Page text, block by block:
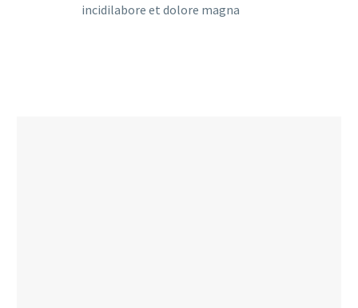
incidilabore et dolore magna